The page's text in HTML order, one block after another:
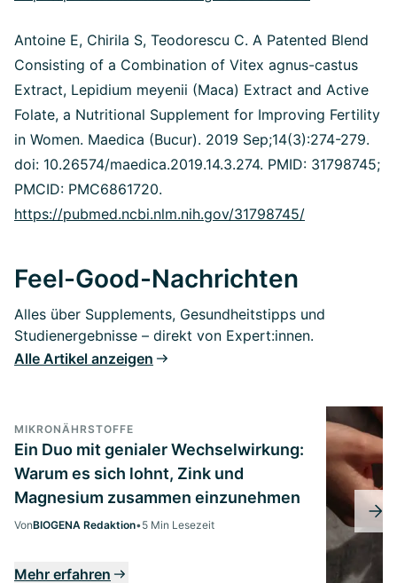
Antoine E, Chirila S, Teodorescu C. A Patented Blend
Consisting of a Combination of Vitex agnus-castus
Extract, Lepidium meyenii (Maca) Extract and Active
Folate, a Nutritional Supplement for Improving Fertility
in Women. Maedica (Bucur). 2019 Sep;14(3):274-279.
doi: 10.26574/maedica.2019.14.3.274. PMID: 31798745;
PMCID: PMC6861720.
https://pubmed.ncbi.nlm.nih.gov/31798745/
Feel-Good-Nachrichten
Alles über Supplements, Gesundheitstipps und
Studienergebnisse – direkt von Expert:innen.
Alle Artikel anzeigen
MIKRONÄHRSTOFFE
Ein Duo mit genialer Wechselwirkung:
Warum es sich lohnt, Zink und
Magnesium zusammen einzunehmen
VonBIOGENA Redaktion•5 Min Lesezeit
Mehr erfahren